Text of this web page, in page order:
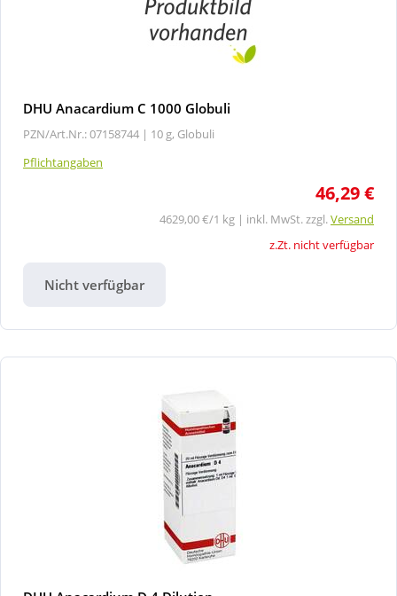
DHU Anacardium C 1000 Globuli
PZN/Art.Nr.: 07158744 | 10 g, Globuli
Pflichtangaben
46,29 €
4629,00 €/1 kg | inkl. MwSt. zzgl.Versand
z.Zt. nicht verfügbar
Nicht verfügbar